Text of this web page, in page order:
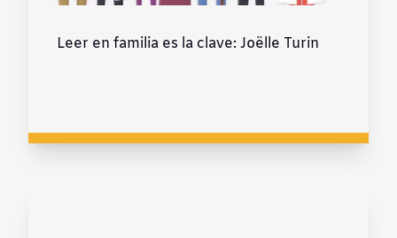
Leer en familia es la clave: Joëlle Turin